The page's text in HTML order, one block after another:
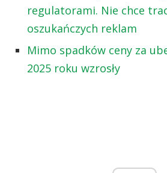
regulatorami. Nie chce
oszukańczych reklam
Mimo spadków ceny za
2025 roku wzrosły